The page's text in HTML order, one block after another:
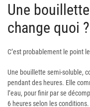
Une
change quoi ?
C’est probablement le point
Une bouillette semi-soluble,
pendant des heures. Elle
l’eau, pour finir par se
6 heures selon les conditions.